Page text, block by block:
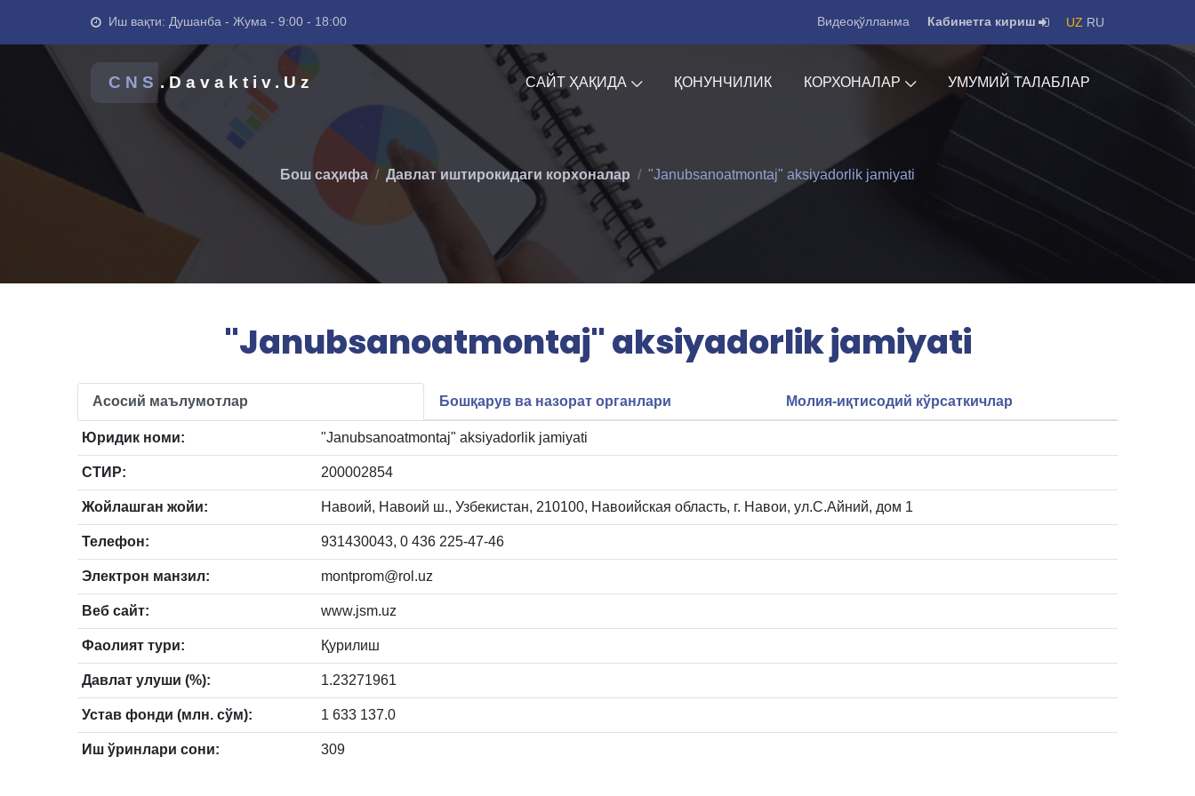
Иш вақти: Душанба - Жума - 9:00 - 18:00 Видеоқўлланма Кабинетга кириш UZ RU
CNS .Davaktiv.Uz САЙТ ҲАҚИДА ҚОНУНЧИЛИК КОРХОНАЛАР УМУМИЙ ТАЛАБЛАР
Бош саҳифа Давлат иштирокидаги корхоналар "Janubsanoatmontaj" aksiyadorlik jamiyati
"Janubsanoatmontaj" aksiyadorlik jamiyati
Асосий маълумотлар Бошқарув ва назорат органлари Молия-иқтисодий кўрсаткичлар
Юридик номи: "Janubsanoatmontaj" aksiyadorlik jamiyati
СТИР: 200002854
Жойлашган жойи: Навоий, Навоий ш., Узбекистан, 210100, Навоийская область, г. Навои, ул.С.Айний, дом 1
Телефон: 931430043, 0 436 225-47-46
Электрон манзил: montprom@rol.uz
Веб сайт: www.jsm.uz
Фаолият тури: Қурилиш
Давлат улуши (%): 1.23271961
Устав фонди (млн. сўм): 1 633 137.0
Иш ўринлари сони: 309